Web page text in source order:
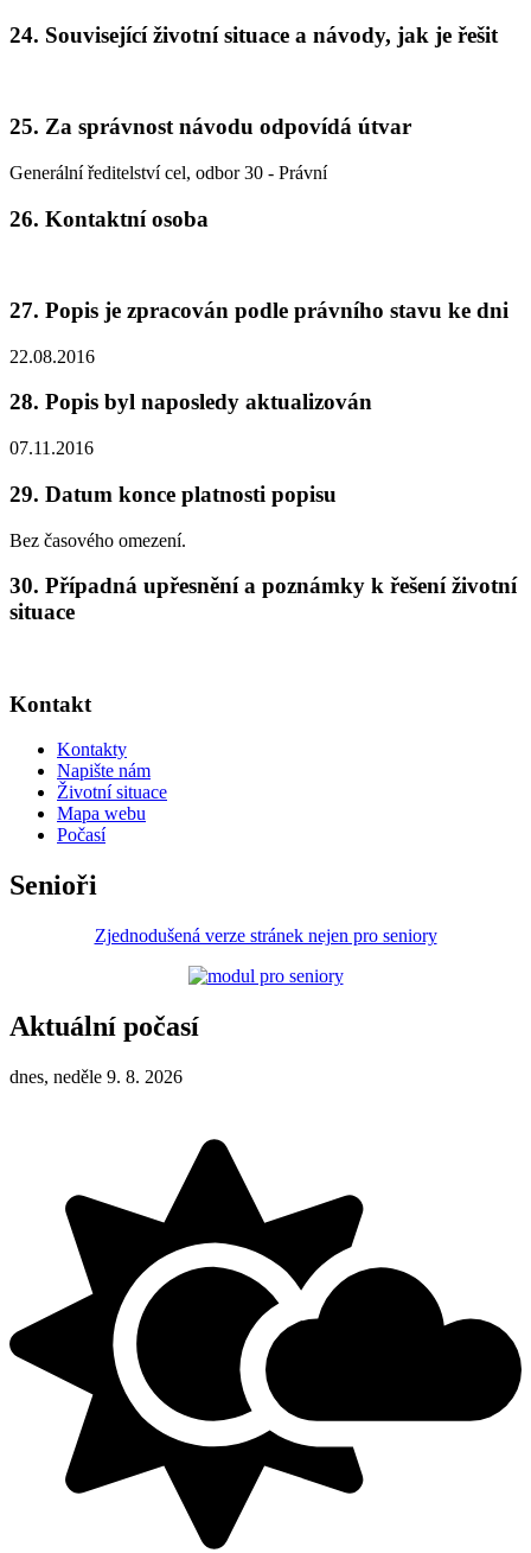
24. Související životní situace a návody, jak je řešit
25. Za správnost návodu odpovídá útvar
Generální ředitelství cel, odbor 30 - Právní
26. Kontaktní osoba
27. Popis je zpracován podle právního stavu ke dni
22.08.2016
28. Popis byl naposledy aktualizován
07.11.2016
29. Datum konce platnosti popisu
Bez časového omezení.
30. Případná upřesnění a poznámky k řešení životní
situace
Kontakt
Kontakty
Napište nám
Životní situace
Mapa webu
Počasí
Senioři
Zjednodušená verze stránek nejen pro seniory
Aktuální počasí
dnes, neděle 9. 8. 2026